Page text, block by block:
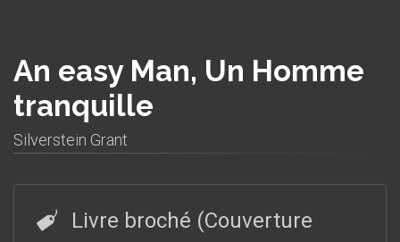
An easy Man, Un Homme
tranquille
Silverstein Grant
Livre broché (Couverture